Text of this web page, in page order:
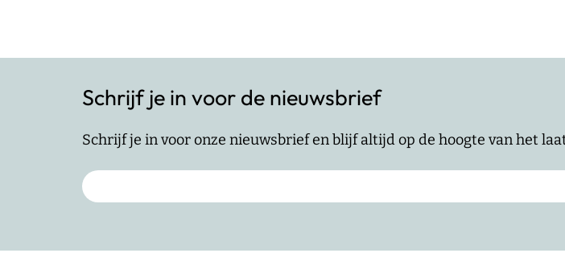
Schrijf je in voor de nieuwsbrief
Schrijf je in voor onze nieuwsbrief en blijf altijd op de hoogte van het